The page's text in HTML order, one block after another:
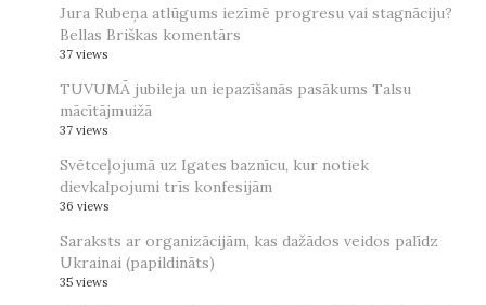
Jura Rubeņa atlūgums iezīmē progresu vai stagnāciju?
Bellas Briškas komentārs
37 views
TUVUMĀ jubileja un iepazīšanās pasākums Talsu
mācītājmuižā
37 views
Svētceļojumā uz Igates baznīcu, kur notiek
dievkalpojumi trīs konfesijām
36 views
Saraksts ar organizācijām, kas dažādos veidos palīdz
Ukrainai (papildināts)
35 views